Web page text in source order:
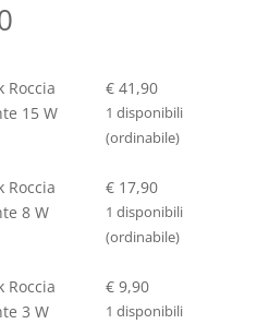
Fascia
da
€ 9,90
Roccia
15 W
€ 41,90
1 disponibili
(ordinabile)
Roccia
8 W
€ 17,90
1 disponibili
(ordinabile)
Roccia
3 W
€ 9,90
1 disponibili